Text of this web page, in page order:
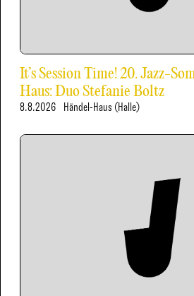
It’s Session Time! 20. Jazz-
Haus: Duo Stefanie Boltz
8.8.2026 Händel-Haus (Halle)